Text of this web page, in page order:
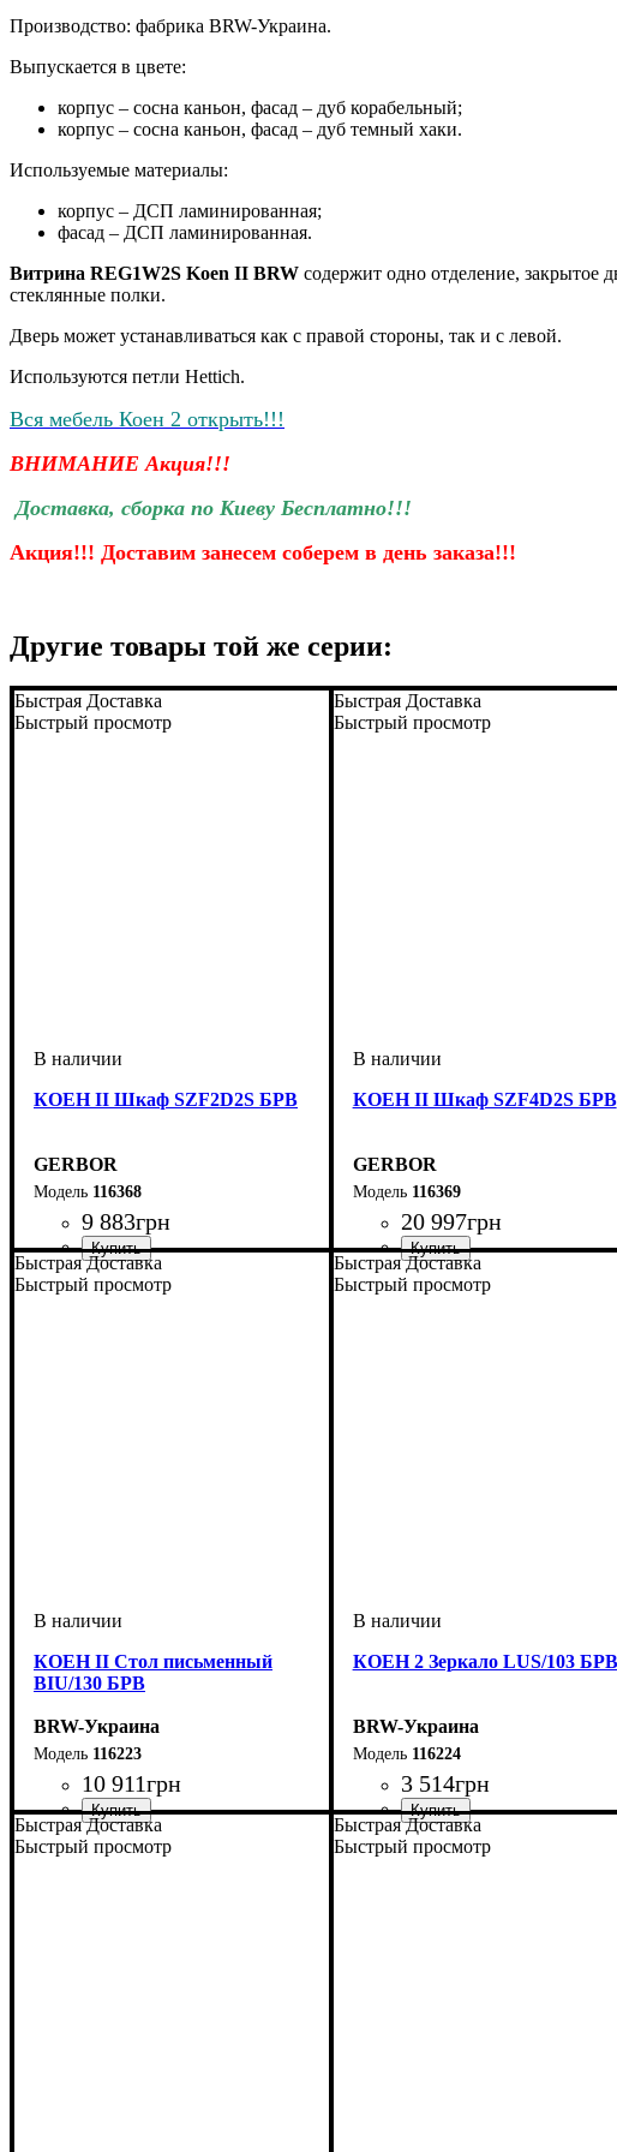
Производство: фабрика BRW-Украина.
Выпускается в цвете:
корпус – сосна каньон, фасад – дуб корабельный;
корпус – сосна каньон, фасад – дуб темный хаки.
Используемые материалы:
корпус – ДСП ламинированная;
фасад – ДСП ламинированная.
Витрина REG1W2S Koen II BRW содержит одно отделение,
стеклянные полки.
Дверь может устанавливаться как с правой стороны, так и с левой.
Используются петли Hettich.
Вся мебель Коен 2 открыть!!!
ВНИМАНИЕ Акция!!!
Доставка, сборка по Киеву Бесплатно!!!
Акция!!! Доставим занесем соберем в день заказа!!!
Другие товары той же серии:
Быстрая Доставка
Быстрый просмотр
КОЕН II Шкаф SZF2D2S БРВ
GERBOR
116368
9 883грн
ширина, мм: 1035
высота, мм: 2005
глубина, мм: 565
Быстрая Доставка
Быстрый просмотр
КОЕН II Шкаф SZF4D2S БРВ
GERBOR
116369
20 997грн
ширина, мм: 2140
высота, мм: 2080
глубина, мм: 565
Быстрая Доставка
Быстрый просмотр
КОЕН II Стол письменный
BIU/130 БРВ
BRW-Украина
116223
10 911грн
ширина, мм: 1300
высота, мм: 780
глубина, мм: 700
Быстрая Доставка
Быстрый просмотр
КОЕН 2 Зеркало LUS/103 БРВ
BRW-Украина
116224
3 514грн
ширина, мм: 1035
высота, мм: 785
глубина, мм: 25
Быстрая Доставка
Быстрый просмотр
Быстрая Доставка
Быстрый просмотр